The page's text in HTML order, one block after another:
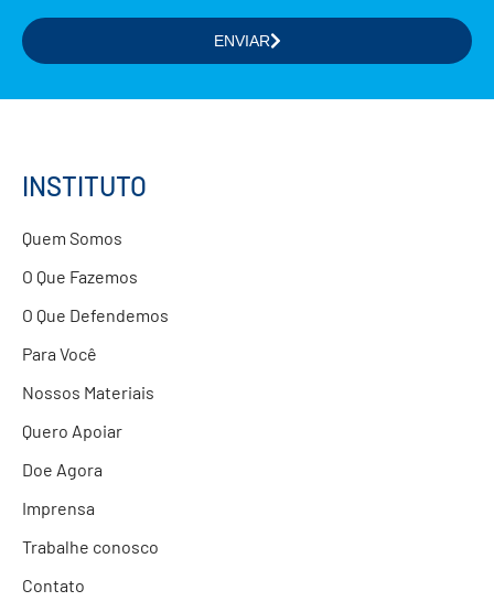
Formação de Educadores
Parcerias com Empresas
ENVIAR
INSTITUTO
Quem Somos
O Que Fazemos
O Que Defendemos
Para Você
Nossos Materiais
Quero Apoiar
Doe Agora
Imprensa
Trabalhe conosco
Contato